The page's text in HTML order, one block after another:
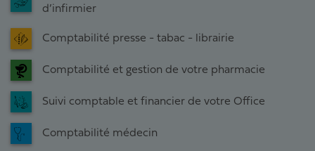
d’infirmier
Comptabilité presse - tabac - librairie
Comptabilité et gestion de votre pharmacie
Suivi comptable et financier de votre Office
Comptabilité médecin